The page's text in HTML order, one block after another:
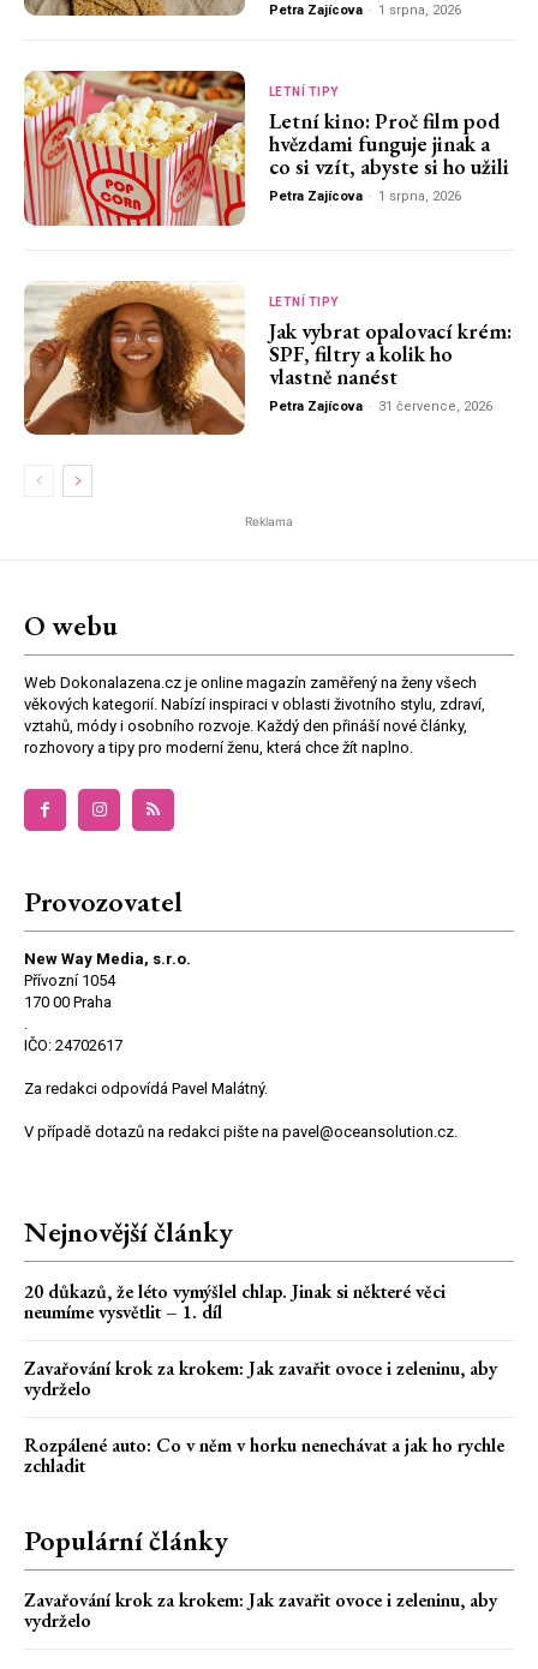
Petra Zajícova - 1 srpna, 2026
LETNÍ TIPY
Letní kino: Proč film pod
hvězdami funguje jinak a
co si vzít, abyste si ho užili
Petra Zajícova - 1 srpna, 2026
LETNÍ TIPY
Jak vybrat opalovací krém:
SPF, filtry a kolik ho
vlastně nanést
Petra Zajícova - 31 července, 2026
Reklama
O webu
Web Dokonalazena.cz je online magazín zaměřený na ženy všech
věkových kategorií. Nabízí inspiraci v oblasti životního stylu, zdraví,
vztahů, módy i osobního rozvoje. Každý den přináší nové články,
rozhovory a tipy pro moderní ženu, která chce žít naplno.
Provozovatel
New Way Media, s.r.o.
Přívozní 1054
170 00 Praha
.
IČO: 24702617
Za redakci odpovídá Pavel Malátný.
V případě dotazů na redakci pište na pavel@oceansolution.cz.
Nejnovější články
20 důkazů, že léto vymýšlel chlap. Jinak si některé věci
neumíme vysvětlit – 1. díl
Zavařování krok za krokem: Jak zavařit ovoce i zeleninu, aby
vydrželo
Rozpálené auto: Co v něm v horku nenechávat a jak ho rychle
zchladit
Populární články
Zavařování krok za krokem: Jak zavařit ovoce i zeleninu, aby
vydrželo